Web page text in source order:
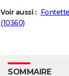
Voir aussi :
(10360)
SOMMAIRE